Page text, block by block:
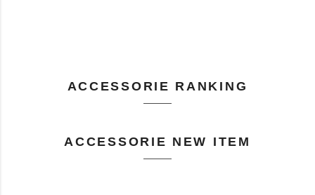
ACCESSORIE RANKING
ACCESSORIE NEW ITEM